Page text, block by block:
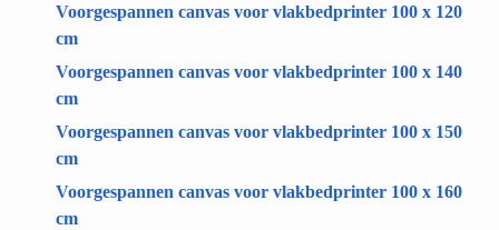
Voorgespannen canvas voor vlakbedprinter 100 x 120
cm
Voorgespannen canvas voor vlakbedprinter 100 x 140
cm
Voorgespannen canvas voor vlakbedprinter 100 x 150
cm
Voorgespannen canvas voor vlakbedprinter 100 x 160
cm